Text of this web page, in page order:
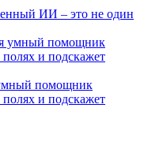
ИИ – это не один
умный помощник
и подскажет